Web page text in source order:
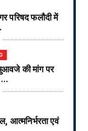
परिषद फलौदी में
की मांग पर
आत्मनिर्भरता एवं